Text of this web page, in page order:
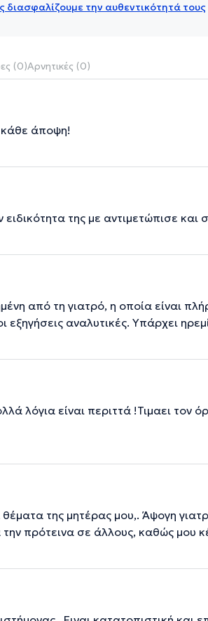
την αυθεντικότητά τους
(0)Αρνητικές (0)
κάθε άποψη!
ειδικότητα της με αντιμετώπισε
από τη γιατρό, η οποία είναι
εξηγήσεις αναλυτικές. Υπάρχει
λόγια είναι περιττά !Τιμαει
της μητέρας μου,. Άψογη
πρότεινα σε άλλους, καθώς μου